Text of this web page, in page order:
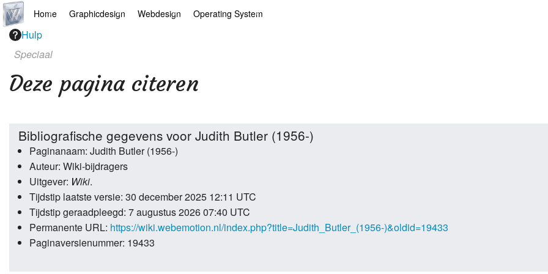
Home
Filosofie
Jazz
Links
News
Graphicdesign
Photoshop
Premiere Pro
Microsoft Office
Overige
Portfolio
Webdesign Operating System
Hulp
Speciaal
Deze pagina citeren
Bibliografische gegevens voor Judith Butler (1956-)
Paginanaam: Judith Butler (1956-)
Auteur: Wiki-bijdragers
Uitgever: Wiki.
Tijdstip laatste versie: 30 december 2025 12:11 UTC
Tijdstip geraadpleegd: 7 augustus 2026 07:40 UTC
Permanente URL: https://wiki.webemotion.nl/index.php?title=Judith_Butler_(1956-)&oldid=19433
Paginaversienummer: 19433